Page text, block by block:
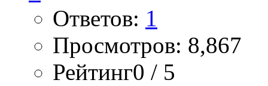
Ответов: 1
Просмотров: 8,867
Рейтинг0 / 5